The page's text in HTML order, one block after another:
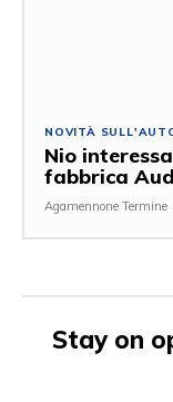
NOVITÀ
Nio
fabbrica
Agamennone Termine
Stay on